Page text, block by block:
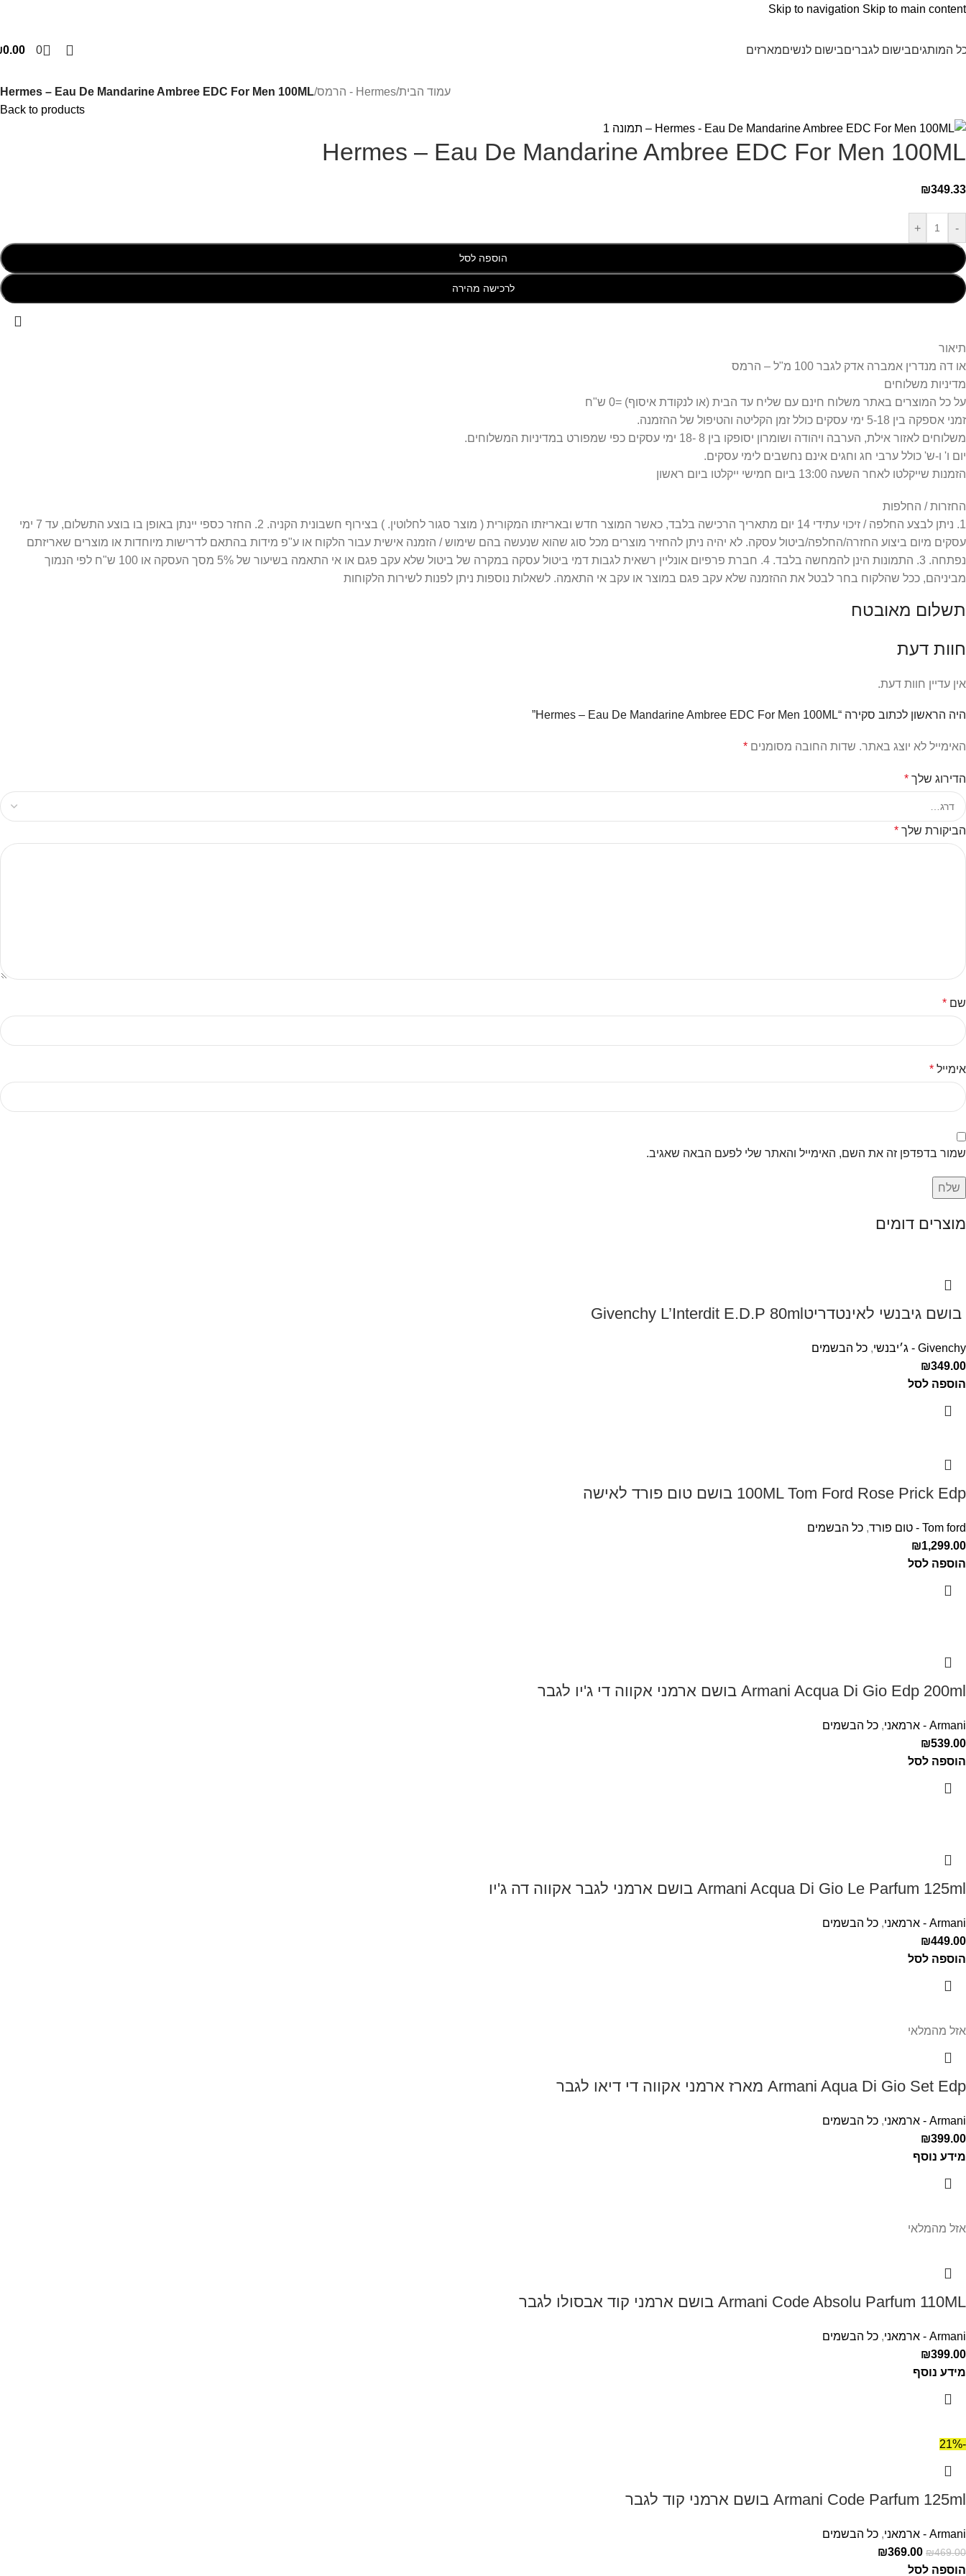
Skip to navigation Skip to main content
המותגיםבישום לגבריםבישום לנשיםמארזים 0
0.00
עמוד הבית/Hermes - הרמס /
Hermes – Eau De Mandarine Ambree EDC For Men 100ML
Back to products
Hermes – Eau De Mandarine Ambree EDC For Men 100ML
₪349.33
-
+
הוספה לסל
לרכישה מהירה
תיאור
או דה מנדרין אמברה אדק לגבר 100 מ"ל – הרמס
מדיניות משלוחים
על כל המוצרים באתר משלוח חינם עם שליח עד הבית (או לנקודת איסוף) =0 ש"ח
זמני אספקה בין 5-18 ימי עסקים כולל זמן הקליטה והטיפול של ההזמנה.
משלוחים לאזור אילת, הערבה ויהודה ושומרון יסופקו בין 8 -18 ימי עסקים כפי שמפורט במדיניות המשלוחים.
יום ו' ו-ש' כולל ערבי חג וחגים אינם נחשבים לימי עסקים.
הזמנות שייקלטו לאחר השעה 13:00 ביום חמישי ייקלטו ביום ראשון
החזרות / החלפות
1. ניתן לבצע החלפה / זיכוי עתידי 14 יום מתאריך הרכישה בלבד, כאשר המוצר חדש ובאריזתו המקורית ( מוצר סגור לחלוטין. ) בצירוף חשבונית הקניה. 2. החזר כספי יינתן באופן בו בוצע התשלום, עד 7 ימי
עסקים מיום ביצוע החזרה/החלפה/ביטול עסקה. לא יהיה ניתן להחזיר מוצרים מכל סוג שהוא שנעשה בהם שימוש / הזמנה אישית עבור הלקוח או ע"פ מידות בהתאם לדרישות מיוחדות או מוצרים שאריזתם
נפתחה. 3. התמונות הינן להמחשה בלבד. 4. חברת פרפיום אונליין רשאית לגבות דמי ביטול עסקה במקרה של ביטול שלא עקב פגם או אי התאמה בשיעור של 5% מסך העסקה או 100 ש"ח לפי הנמוך
מביניהם, ככל שהלקוח בחר לבטל את ההזמנה שלא עקב פגם במוצר או עקב אי התאמה. לשאלות נוספות ניתן לפנות לשירות הלקוחות
תשלום מאובטח
חוות דעת
אין עדיין חוות דעת.
היה הראשון לכתוב סקירה “Hermes – Eau De Mandarine Ambree EDC For Men 100ML”
האימייל לא יוצג באתר. שדות החובה מסומנים *
הדירוג שלך *
הביקורת שלך *
שם *
אימייל *
שמור בדפדפן זה את השם, האימייל והאתר שלי לפעם הבאה שאגיב.
מוצרים דומים
‏ בושם גיבנשי לאינטדריטGivenchy L’Interdit E.D.P 80ml ‏
Givenchy - ג׳יבנשי , כל הבשמים
₪349.00
הוספה לסל
100ML Tom Ford Rose Prick Edp בושם טום פורד לאישה
Tom ford - טום פורד , כל הבשמים
₪1,299.00
הוספה לסל
Armani Acqua Di Gio Edp 200ml בושם ארמני אקווה די ג'יו לגבר
Armani - ארמאני , כל הבשמים
₪539.00
הוספה לסל
Armani Acqua Di Gio Le Parfum 125ml בושם ארמני לגבר אקווה דה ג'יו
Armani - ארמאני , כל הבשמים
₪449.00
הוספה לסל
אזל מהמלאי
Armani Aqua Di Gio Set Edp מארז ארמני אקווה די דיאו לגבר
Armani - ארמאני , כל הבשמים
₪399.00
מידע נוסף
אזל מהמלאי
Armani Code Absolu Parfum 110ML בושם ארמני קוד אבסולו לגבר
Armani - ארמאני , כל הבשמים
₪399.00
מידע נוסף
-21%
Armani Code Parfum 125ml בושם ארמני קוד לגבר
Armani - ארמאני , כל הבשמים
₪469.00
₪369.00
הוספה לסל